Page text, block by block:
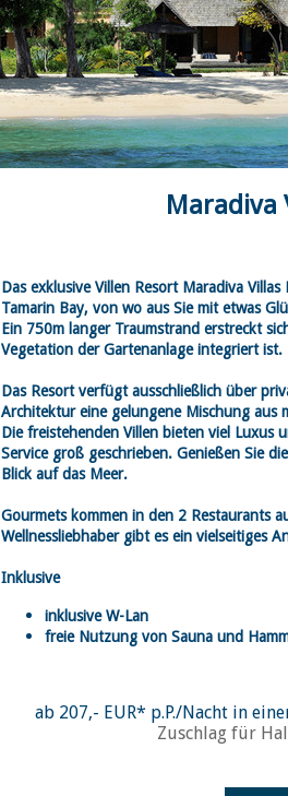
Maradiva
Das exklusive Villen Resort Maradiva
Tamarin Bay, von wo aus Sie mit etwas
Ein 750m langer Traumstrand erstreckt
Vegetation der Gartenanlage integriert ist.
Das Resort verfügt ausschließlich über
Architektur eine gelungene Mischung aus
Die freistehenden Villen bieten viel Luxus
Service groß geschrieben. Genießen Sie
Blick auf das Meer.
Gourmets kommen in den 2 Restaurants
Wellnessliebhaber gibt es ein vielseitiges
Inklusive
inklusive W-Lan
freie Nutzung von Sauna und
ab 207,- EUR* p.P./Nacht in
Zuschlag für